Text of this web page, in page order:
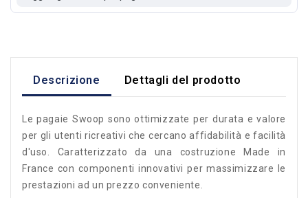
Descrizione Dettagli del prodotto
Le pagaie Swoop sono ottimizzate per durata e valore
per gli utenti ricreativi che cercano affidabilità e facilità
d'uso. Caratterizzato da una costruzione Made in
France con componenti innovativi per massimizzare le
prestazioni ad un prezzo conveniente.